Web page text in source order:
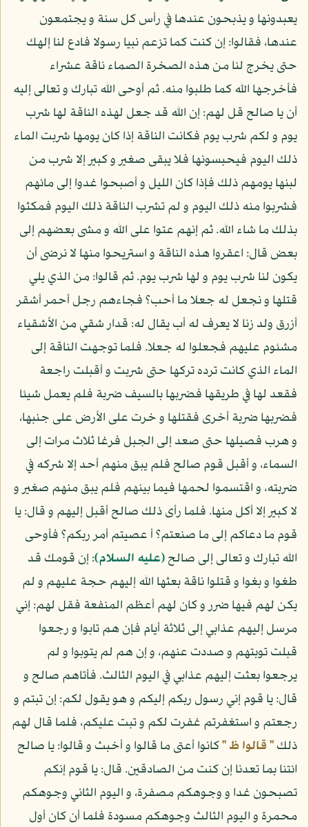
يعبدونها و يذبحون عندها في رأس كل سنة و يجتمعون
عندها، فقالوا: إن كنت كما تزعم نبيا رسولا فادع لنا إلهك
حتى يخرج لنا من هذه الصخرة الصماء ناقة عشراء
فأخرجها الله كما طلبوا منه. ثم أوحى الله تبارك و تعالى إليه
أن يا صالح قل لهم: إن الله قد جعل لهذه الناقة لها شرب
يوم و لكم شرب يوم فكانت الناقة إذا كان يومها شربت الماء
ذلك اليوم فيحبسونها فلا يبقى صغير و كبير إلا شرب من
لبنها يومهم ذلك فإذا كان الليل و أصبحوا غدوا إلى مائهم
فشربوا منه ذلك اليوم و لم تشرب الناقة ذلك اليوم فمكثوا
بذلك ما شاء الله. ثم إنهم عتوا على الله و مشى بعضهم إلى
بعض قال: اعقروا هذه الناقة و استريحوا منها لا نرضى أن
يكون لنا شرب يوم و لها شرب يوم. ثم قالوا: من الذي يلي
قتلها و نجعل له جعلا ما أحب؟ فجاءهم رجل أحمر أشقر
أزرق ولد زنا لا يعرف له أب يقال له: قدار شقي من الأشقياء
مشئوم عليهم فجعلوا له جعلا. فلما توجهت الناقة إلى
الماء الذي كانت ترده تركها حتى شربت و أقبلت راجعة
فقعد لها في طريقها فضربها بالسيف ضربة فلم يعمل شيئا
فضربها ضربة أخرى فقتلها و خرت على الأرض على جنبها،
و هرب فصيلها حتى صعد إلى الجبل فرغا ثلاث مرات إلى
السماء، و أقبل قوم صالح فلم يبق منهم أحد إلا شركه في
ضربته، و اقتسموا لحمها فيما بينهم فلم يبق منهم صغير و
لا كبير إلا أكل منها. فلما رأى ذلك صالح أقبل إليهم و قال: يا
قوم ما دعاكم إلى ما صنعتم؟ أ عصيتم أمر ربكم؟ فأوحى
الله تبارك و تعالى إلى صالح(عليه السلام): إن قومك قد
طغوا و بغوا و قتلوا ناقة بعثها الله إليهم حجة عليهم و لم
يكن لهم فيها ضرر و كان لهم أعظم المنفعة فقل لهم: إني
مرسل إليهم عذابي إلى ثلاثة أيام فإن هم تابوا و رجعوا
قبلت توبتهم و صددت عنهم، و إن هم لم يتوبوا و لم
يرجعوا بعثت إليهم عذابي في اليوم الثالث. فأتاهم صالح و
قال: يا قوم إني رسول ربكم إليكم و هو يقول لكم: إن تبتم و
رجعتم و استغفرتم غفرت لكم و تبت عليكم، فلما قال لهم
ذلك" قالوا ظ "كانوا أعتى ما قالوا و أخبث و قالوا: يا صالح
ائتنا بما تعدنا إن كنت من الصادقين. قال: يا قوم إنكم
تصبحون غدا و وجوهكم مصفرة، و اليوم الثاني وجوهكم
محمرة و اليوم الثالث وجوهكم مسودة فلما أن كان أول